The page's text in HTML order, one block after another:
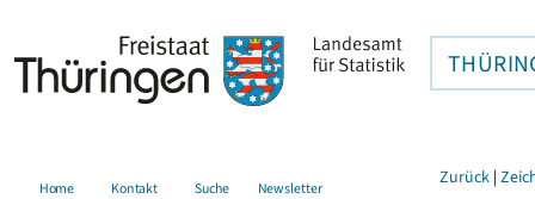
Home Kontakt Suche Newsletter Zurück |